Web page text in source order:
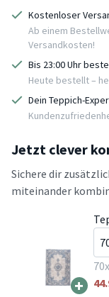
Kostenloser
Ab einem
Versandkosten!
Bis 23:00 Uhr
Heute bestellt –
Dein Teppich-
Jetzt clever
Sichere dir
miteinander
+